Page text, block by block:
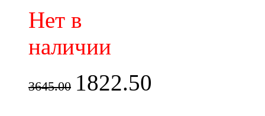
Нет в
наличии
3645.00 1822.50